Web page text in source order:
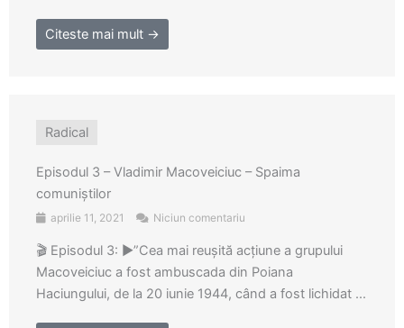
Citeste mai mult →
Radical
Episodul 3 – Vladimir Macoveiciuc – Spaima
comuniștilor
aprilie 11, 2021 Niciun comentariu
🎬 Episodul 3: ▶️”Cea mai reuşită acţiune a grupului
Macoveiciuc a fost ambuscada din Poiana
Haciungului, de la 20 iunie 1944, când a fost lichidat ...